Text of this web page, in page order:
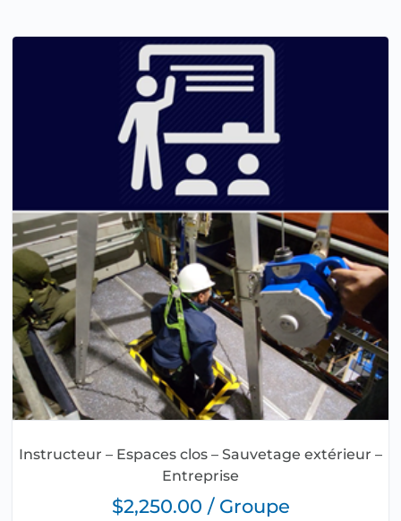
Instructeur – Espaces clos – Sauvetage extérieur –
Entreprise
$2,250.00 / Groupe